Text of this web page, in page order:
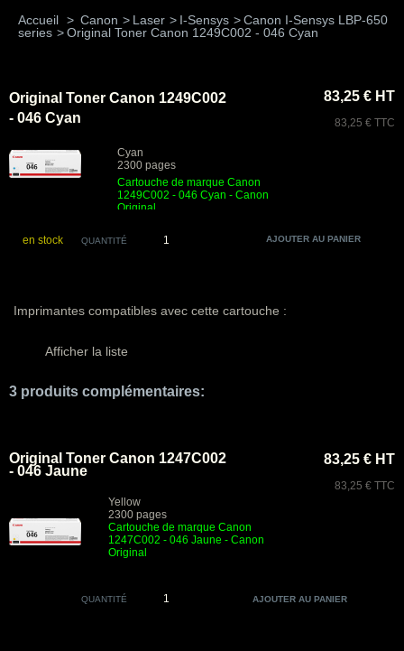
Accueil > Canon > Laser > I-Sensys >Canon I-Sensys LBP-650
series >Original Toner Canon 1249C002 - 046 Cyan
Original Toner Canon 1249C002
- 046 Cyan
Cyan
2300 pages
Cartouche de marque Canon
1249C002 - 046 Cyan - Canon
Original
83,25 € HT
83,25 € TTC
en stock QUANTITÉ
Imprimantes compatibles avec cette cartouche :
Afficher la liste
3 produits complémentaires:
Original Toner Canon 1247C002
- 046 Jaune
Yellow
2300 pages
Cartouche de marque Canon
1247C002 - 046 Jaune - Canon
Original
83,25 € HT
83,25 € TTC
QUANTITÉ